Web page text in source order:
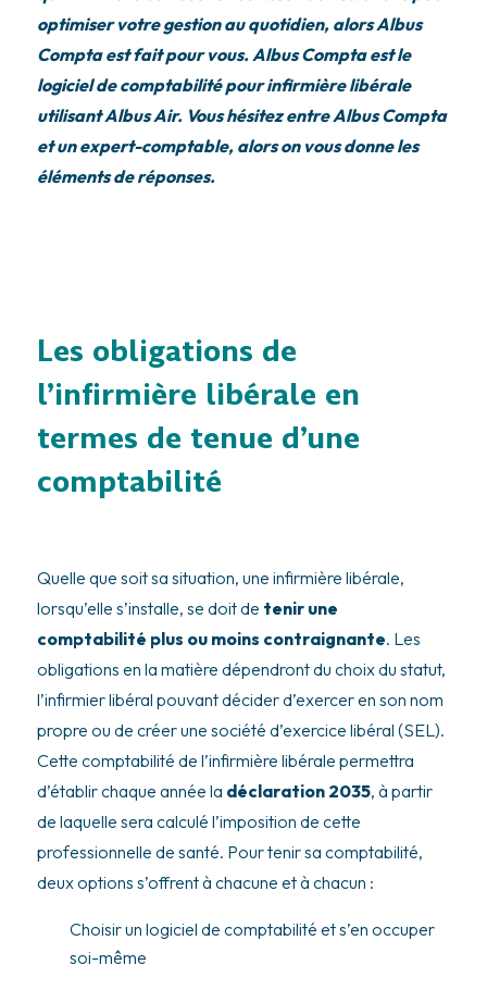
optimiser votre gestion au quotidien, alors Albus
Compta est fait pour vous. Albus Compta est le
logiciel de comptabilité pour infirmière libérale
utilisant Albus Air. Vous hésitez entre Albus Compta
et un expert-comptable, alors on vous donne les
éléments de réponses.
Les obligations de
l’infirmière libérale en
termes de tenue d’une
comptabilité
Quelle que soit sa situation, une infirmière libérale,
lorsqu’elle s’installe, se doit de tenir une
comptabilité plus ou moins contraignante. Les
obligations en la matière dépendront du choix du statut,
l’infirmier libéral pouvant décider d’exercer en son nom
propre ou de créer une société d’exercice libéral (SEL).
Cette comptabilité de l’infirmière libérale permettra
d’établir chaque année la déclaration 2035, à partir
de laquelle sera calculé l’imposition de cette
professionnelle de santé. Pour tenir sa comptabilité,
deux options s’offrent à chacune et à chacun :
Choisir un logiciel de comptabilité et s’en occuper
soi-même